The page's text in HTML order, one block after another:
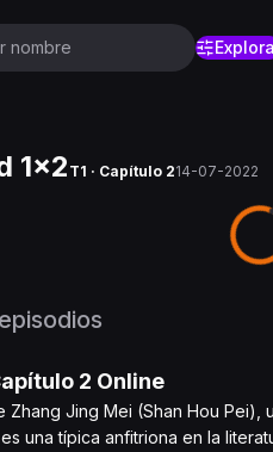
1x2 T1 · Capítulo 214-07-2022
2 Online
Jing Mei (Shan Hou
una típica anfitriona en la